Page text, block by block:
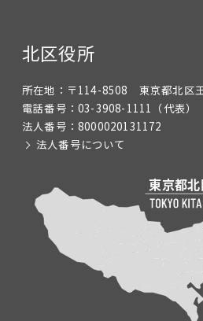
北区役所
所在地： 〒114-8508 東京都北区
電話番号： 03-3908-1111 （代表）
法人番号： 8000020131172
法人番号について